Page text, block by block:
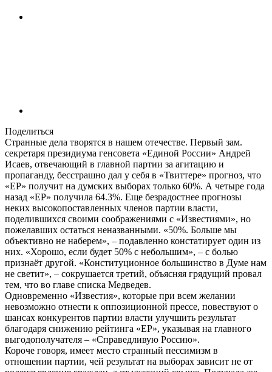
Поделиться
Странные дела творятся в нашем отечестве. Первый зам.
секретаря президиума генсовета «Единой России» Андрей
Исаев, отвечающий в главной партии за агитацию и
пропаганду, бесстрашно дал у себя в «Твиттере» прогноз, что
«ЕР» получит на думских выборах только 60%. А четыре года
назад «ЕР» получила 64.3%. Еще безрадостнее прогнозы
неких высокопоставленных членов партии власти,
поделившихся своими соображениями с «Известиями», но
пожелавших остаться неназванными. «50%. Больше мы
объективно не наберем», – подавленно констатирует один из
них. «Хорошо, если будет 50% с небольшим», – с болью
признаёт другой. «Конституционное большинство в Думе нам
не светит», – сокрушается третий, объясняя грядущий провал
тем, что во главе списка Медведев.
Одновременно «Известия», которые при всем желании
невозможно отнести к оппозиционной прессе, повествуют о
шансах конкурентов партии власти улучшить результат
благодаря снижению рейтинга «ЕР», указывая на главного
выгодополучателя – «Справедливую Россию».
Короче говоря, имеет место странный пессимизм в
отношении партии, чей результат на выборах зависит не от